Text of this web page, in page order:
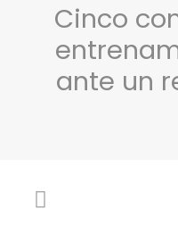
Cinco
ante un